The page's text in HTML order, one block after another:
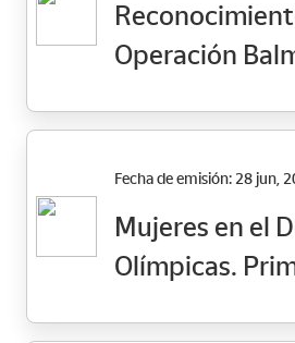
Operación
Fecha de emisión: 28 jun,
Mujeres en el
Olímpicas.